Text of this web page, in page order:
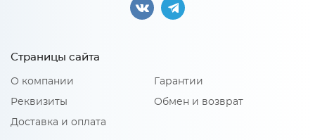
Страницы сайта
О компании
Реквизиты
Доставка и оплата
Гарантии
Обмен и возврат